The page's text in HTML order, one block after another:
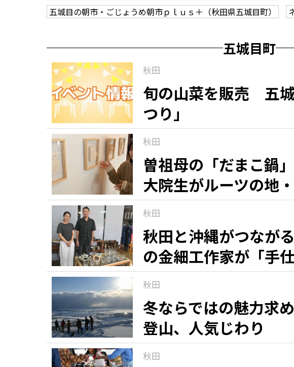
五城目の朝市・ごじょうめ朝市ｐｌｕｓ＋（秋田県五城目町）
五城目町
秋田
旬の山菜を販売 五
つり」
秋田
曽祖母の「だまこ鍋
大院生がルーツの地
ーマに作品展
秋田
秋田と沖縄がつな
の金細工作家が「手仕
秋田
冬ならではの魅力
登山、人気じわり
秋田